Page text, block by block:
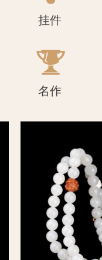
挂件
名作